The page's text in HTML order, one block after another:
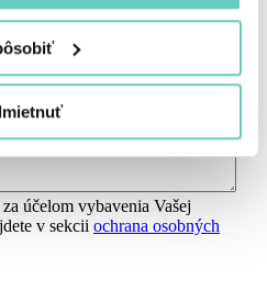
účelom vybavenia Vašej
v sekcii ochrana osobných